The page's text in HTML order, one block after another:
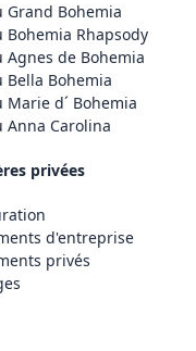
Grand Bohemia
Bohemia Rhapsody
Agnes de Bohemia
Bella Bohemia
Marie d´ Bohemia
Anna Carolina
privées
d'entreprise
privés